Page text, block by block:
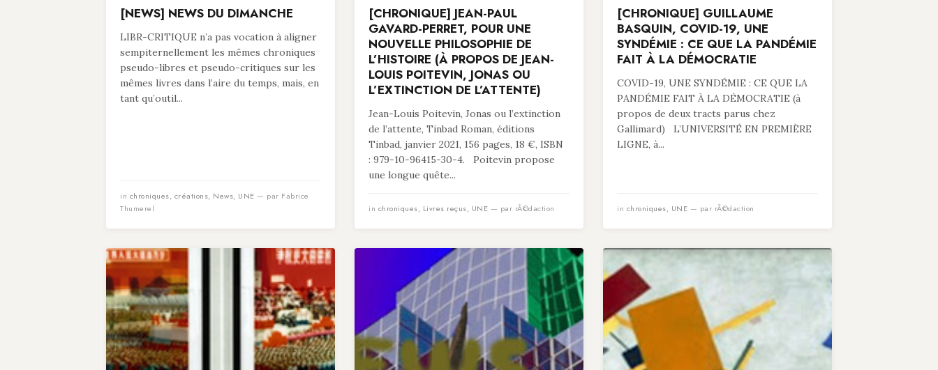
[NEWS] NEWS DU DIMANCHE
LIBR-CRITIQUE n’a pas vocation à aligner
sempiternellement les mêmes chroniques
pseudo-libres et pseudo-critiques sur les
mêmes livres dans l’aire du temps, mais, en
tant qu’outil...
in chroniques, créations, News, UNE — par Fabrice
Thumerel
[CHRONIQUE] JEAN-PAUL
GAVARD-PERRET, POUR UNE
NOUVELLE PHILOSOPHIE DE
L’HISTOIRE (À PROPOS DE JEAN-
LOUIS POITEVIN, JONAS OU
L’EXTINCTION DE L’ATTENTE)
Jean-Louis Poitevin, Jonas ou l’extinction
de l’attente, Tinbad Roman, éditions
Tinbad, janvier 2021, 156 pages, 18 €, ISBN
: 979-10-96415-30-4. Poitevin propose
une longue quête...
in chroniques, Livres reçus, UNE — par rÃ©daction
[CHRONIQUE] GUILLAUME
BASQUIN, COVID-19, UNE
SYNDÉMIE : CE QUE LA PANDÉMIE
FAIT À LA DÉMOCRATIE
COVID-19, UNE SYNDÉMIE : CE QUE LA
PANDÉMIE FAIT À LA DÉMOCRATIE (à
propos de deux tracts parus chez
Gallimard) L’UNIVERSITÉ EN PREMIÈRE
LIGNE, à...
in chroniques, UNE — par rÃ©daction